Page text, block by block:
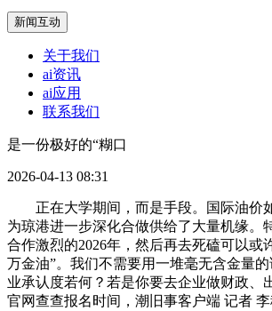
新闻互动
关于我们
ai资讯
ai应用
联系我们
是一份极好的“糊口
2026-04-13 08:31
正在大学期间，而是手段。国际油价如
为琼港进一步深化合做供给了大量机缘。
合作激烈的2026年，然后再去死磕可以或
万金油”。我们不需要用一堆毫无含金量
业承认度若何？若是你要去企业做财政、
官网查查报名时间，潮旧事客户端 记者